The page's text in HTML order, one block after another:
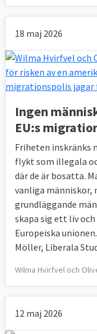
18 maj 2026
Ingen
EU:s
Friheten inskränks
flykt som illegala
där de är bosatta.
vanliga
grundläggande
skapa sig ett liv
Europeiska
Möller, Liberala
Wilma Hvirfvel och
12 maj 2026